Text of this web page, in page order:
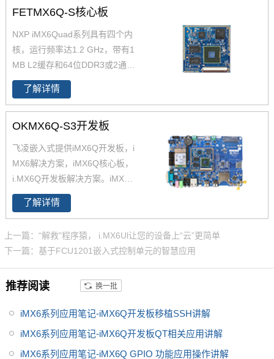
技术支持等。欢迎选购
FETMX6Q-S核心板
NXP iMX6Quad系列具有四个内
核，运行频率达1.2 GHz，带有1
MB L2缓存和64位DDR3或2通
道、32位LPDDR2支持。飞凌提
供商业级iMX6Q核心板,工业级iM
X6Q核心板,兼容一同底板。具有
抗震,抗氧化,抗干扰,更快速升级
发板,飞思卡尔imx6提供者,imx6
系列产品现已畅销全国,欢迎咨询!
了解详情
OKMX6Q-S3开发板
飞凌嵌入式提供iMX6Q开发板，i
MX6解决方案，iMX6Q核心板，
i.MX6Q开发板解决方案。iMX6Q
稳定、快速、性价比高，欢迎选
购 NXP iMX6系列芯片全支持，
了解详情
上一篇：“解救”程序猿， i.MX6Ul让您的设备上“云”更简单
下一篇：基于FCU1201嵌入式控制单元的智慧应用
推荐阅读 换一批
iMX6系列应用笔记-iMX6Q开发板移植SSH讲解
iMX6系列应用笔记-iMX6Q开发板QT相关应用讲解
iMX6系列应用笔记-iMX6Q GPIO 功能应用操作讲解